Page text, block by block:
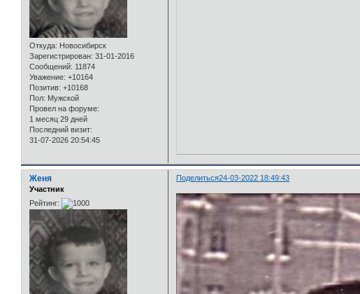
Откуда: Новосибирск
Зарегистрирован: 31-01-2016
Сообщений: 11874
Уважение: +10164
Позитив: +10168
Пол: Мужской
Провел на форуме:
1 месяц 29 дней
Последний визит:
31-07-2026 20:54:45
Поделиться24-03-2022 18:49:43
Женя
Участник
Рейтинг: